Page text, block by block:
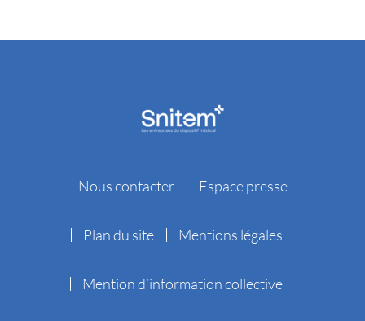
Nous contacter Espace presse
Plan du site Mentions légales
Mention d’information collective